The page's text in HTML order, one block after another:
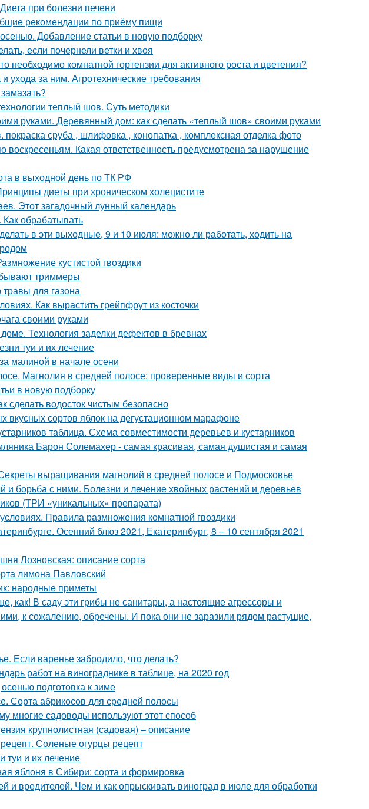
при болезни печени
рекомендации по приёму пищи
Добавление статьи в новую подборку
если почернели ветки и хвоя
необходимо комнатной гортензии для активного роста и цветения?
ухода за ним. Агротехнические требования
теплый шов. Суть методики
руками. Деревянный дом: как сделать «теплый шов» своими руками
сруба , шлифовка , конопатка , комплексная отделка фото
воскресеньям. Какая ответственность предусмотрена за нарушение
в выходной день по ТК РФ
диеты при хроническом холецистите
Этот загадочный лунный календарь
обрабатывать
в эти выходные, 9 и 10 июля: можно ли работать, ходить на
кустистой гвоздики
триммеры
для газона
Как вырастить грейпфрут из косточки
своими руками
Технология заделки дефектов в бревнах
туи и их лечение
малиной в начале осени
Магнолия в средней полосе: проверенные виды и сорта
в новую подборку
сделать водосток чистым безопасно
вкусных сортов яблок на дегустационном марафоне
таблица. Схема совместимости деревьев и кустарников
Барон Солемахер - самая красивая, самая душистая и самая
выращивания магнолий в средней полосе и Подмосковье
и борьба с ними. Болезни и лечение хвойных растений и деревьев
(ТРИ «уникальных» препарата)
Правила размножения комнатной гвоздики
Осенний блюз 2021, Екатеринбург, 8 – 10 сентября 2021
Лозновская: описание сорта
лимона Павловский
народные приметы
как! В саду эти грибы не санитары, а настоящие агрессоры и
к сожалению, обречены. И пока они не заразили рядом растущие,
Если варенье забродило, что делать?
работ на винограднике в таблице, на 2020 год
подготовка к зиме
Сорта абрикосов для средней полосы
многие садоводы используют этот способ
крупнолистная (садовая) – описание
Соленые огурцы рецепт
туи и их лечение
яблоня в Сибири: сорта и формировка
и вредителей. Чем и как опрыскивать виноград в июле для обработки